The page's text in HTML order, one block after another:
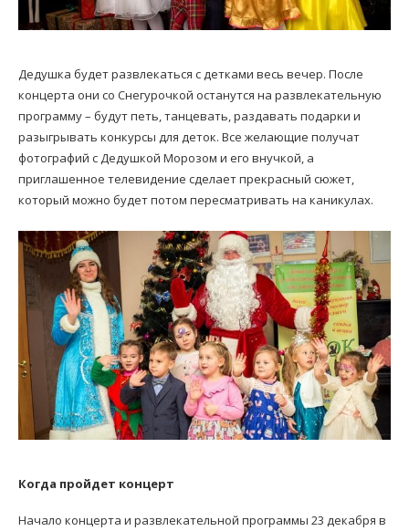
Дедушка будет развлекаться с детками весь вечер. После
концерта они со Снегурочкой останутся на развлекательную
программу – будут петь, танцевать, раздавать подарки и
разыгрывать конкурсы для деток. Все желающие получат
фотографий с Дедушкой Морозом и его внучкой, а
приглашенное телевидение сделает прекрасный сюжет,
который можно будет потом пересматривать на каникулах.
Когда пройдет концерт
Начало концерта и развлекательной программы 23 декабря в